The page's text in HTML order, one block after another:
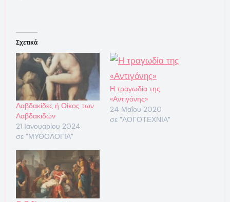
Σχετικά
Λαβδακίδες ή Οίκος των
Λαβδακιδών
21 Ιανουαρίου 2024
σε "ΜΥΘΟΛΟΓΙΑ"
Η τραγωδία της
«Αντιγόνης»
24 Μαΐου 2020
σε "ΛΟΓΟΤΕΧΝΙΑ"